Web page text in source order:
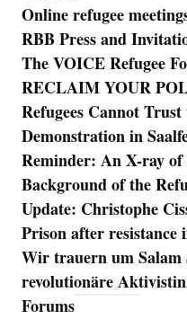
Online refugee
RBB Press and
The VOICE Refugee
RECLAIM YOUR
Refugees Cannot
Demonstration in
Reminder: An X-ray
Background of the
Update: Christophe
Prison after resistance
Wir trauern um Salam
revolutionäre
Forums